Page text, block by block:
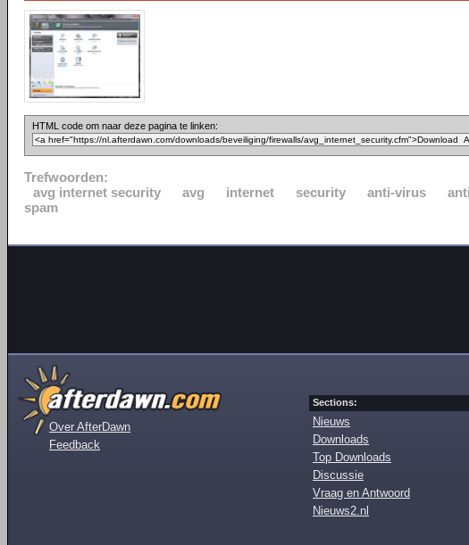
HTML code om naar deze pagina te linken:
Trefwoorden:
avg internet security
avg internet security anti-virus
spam
Over AfterDawn
Feedback
Sections:
Nieuws
Downloads
Top Downloads
Discussie
Vraag en Antwoord
Nieuws2.nl